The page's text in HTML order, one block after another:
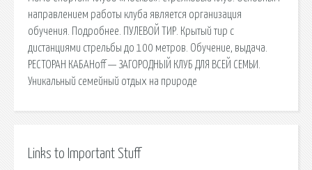
направлением работы клуба является организация
обучения. Подробнее. ПУЛЕВОЙ ТИР. Крытый тир с
дистанциями стрельбы до 100 метров. Обучение, выдача.
РЕСТОРАН КАБАНoff — ЗАГОРОДНЫЙ КЛУБ ДЛЯ ВСЕЙ СЕМЬИ.
Уникальный семейный отдых на природе
Links to Important Stuff